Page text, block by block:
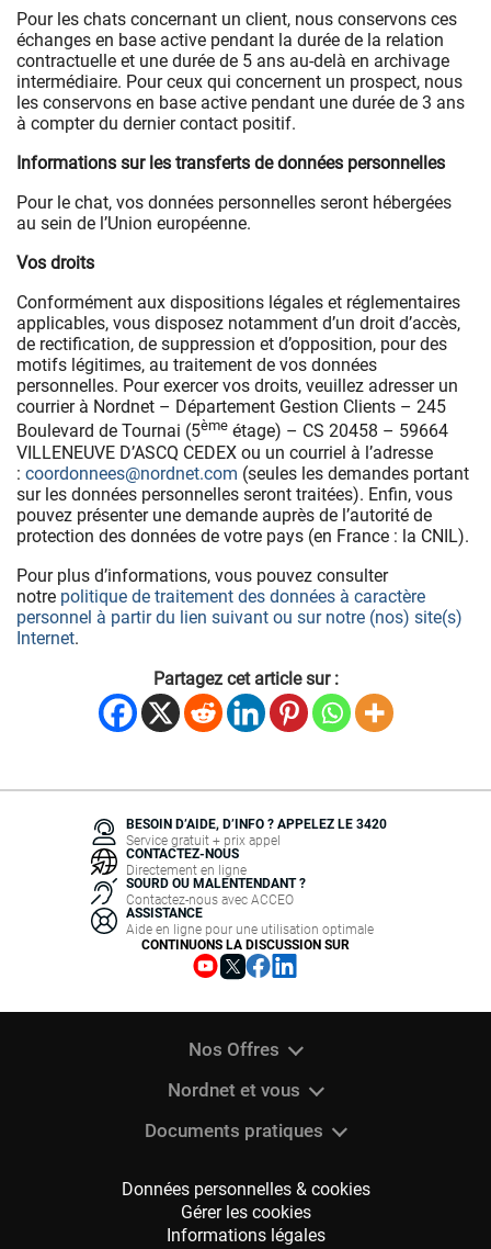
Pour les chats concernant un client, nous conservons ces
échanges en base active pendant la durée de la relation
contractuelle et une durée de 5 ans au-delà en archivage
intermédiaire. Pour ceux qui concernent un prospect, nous
les conservons en base active pendant une durée de 3 ans
à compter du dernier contact positif.
Informations sur les transferts de données personnelles
Pour le chat, vos données personnelles seront hébergées
au sein de l’Union européenne.
Vos droits
Conformément aux dispositions légales et réglementaires
applicables, vous disposez notamment d’un droit d’accès,
de rectification, de suppression et d’opposition, pour des
motifs légitimes, au traitement de vos données
personnelles. Pour exercer vos droits, veuillez adresser un
courrier à Nordnet – Département Gestion Clients – 245
Boulevard de Tournai (5ème étage) – CS 20458 – 59664
VILLENEUVE D’ASCQ CEDEX ou un courriel à l’adresse
: coordonnees@nordnet.com (seules les demandes portant
sur les données personnelles seront traitées). Enfin, vous
pouvez présenter une demande auprès de l’autorité de
protection des données de votre pays (en France : la CNIL).
Pour plus d’informations, vous pouvez consulter
notre politique de traitement des données à caractère
personnel à partir du lien suivant ou sur notre (nos) site(s)
Internet.
Partagez cet article sur :